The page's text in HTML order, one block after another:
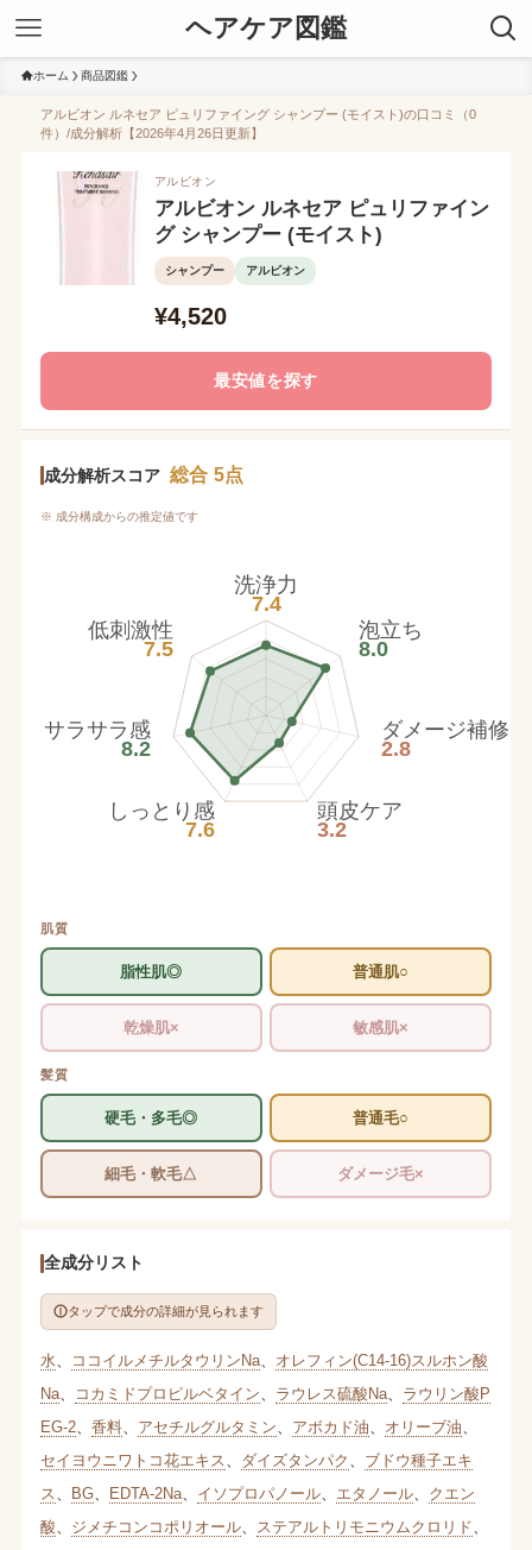
ヘアケア図鑑
ホーム 商品図鑑
アルビオン ルネセア ピュリファイング シャンプー (モイスト)の口コミ（0
件）/成分解析【2026年4月26日更新】
アルビオン
アルビオン ルネセア ピュリファイン
グ シャンプー (モイスト)
シャンプー アルビオン
¥4,520
最安値を探す
成分解析スコア 総合 5点
※ 成分構成からの推定値です
洗浄力
7.4
泡立ち
8.0
ダメージ補修
2.8
頭皮ケア
3.2
しっとり感
7.6
サラサラ感
8.2
低刺激性
7.5
肌質
脂性肌◎ 普通肌○
乾燥肌× 敏感肌×
髪質
硬毛・多毛◎ 普通毛○
細毛・軟毛△ ダメージ毛×
全成分リスト
タップで成分の詳細が見られます
水 ココイルメチルタウリンNa、 オレフィン(C14-16)スルホン酸
Na、 コカミドプロピルベタイン ラウレス硫酸Na、 ラウリン酸P
EG-2、 香料、 アセチルグルタミン アボカド油 オリーブ油
セイヨウニワトコ花エキス
ダイズタンパク
ブドウ種子エキ
ス
BG、 EDTA-2Na、 イソプロパノール、 エタノール、 クエン
酸
ジメチコンコポリオール、 ステアルトリモニウムクロリド